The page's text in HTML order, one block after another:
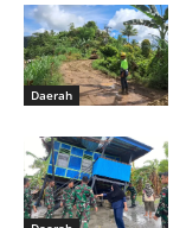
Daerah